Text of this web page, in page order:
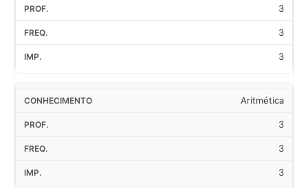
3
3
3
Aritmética
3
3
3